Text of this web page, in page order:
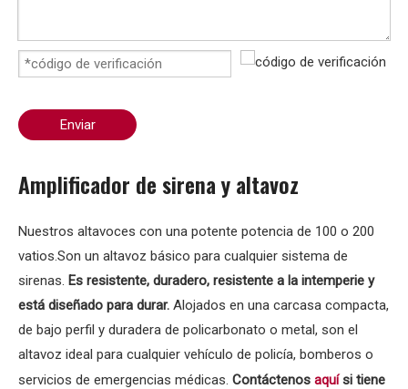
Enviar
Amplificador de sirena y altavoz
Nuestros altavoces con una potente potencia de 100 o 200
vatios.Son un altavoz básico para cualquier sistema de
sirenas. Es resistente, duradero, resistente a la intemperie y
está diseñado para durar. Alojados en una carcasa compacta,
de bajo perfil y duradera de policarbonato o metal, son el
altavoz ideal para cualquier vehículo de policía, bomberos o
servicios de emergencias médicas. Contáctenos aquísi tiene